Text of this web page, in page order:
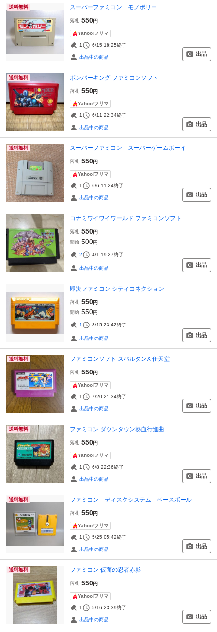
送料無料 スーパーファミコン モノポリー
落札 550円
Yahoo!フリマ
1 6/15 18:25終了
出品中の商品 出品
送料無料 ボンバーキング ファミコンソフト
落札 550円
Yahoo!フリマ
1 6/11 22:34終了
出品中の商品 出品
送料無料 スーパーファミコン スーパーゲームボーイ
落札 550円
Yahoo!フリマ
1 6/6 11:24終了
出品中の商品 出品
コナミワイワイワールド ファミコンソフト
落札 550円
開始 500円
2 4/1 19:27終了
出品中の商品 出品
即決ファミコン シティコネクション
落札 550円
開始 550円
1 3/15 23:42終了
出品中の商品 出品
送料無料 ファミコンソフト スパルタンX 任天堂
落札 550円
Yahoo!フリマ
1 7/20 21:34終了
出品中の商品 出品
送料無料 ファミコン ダウンタウン熱血行進曲
落札 550円
Yahoo!フリマ
1 6/8 22:36終了
出品中の商品 出品
送料無料 ファミコン ディスクシステム ベースボール
落札 550円
Yahoo!フリマ
1 5/25 05:42終了
出品中の商品 出品
送料無料 ファミコン 仮面の忍者赤影
落札 550円
Yahoo!フリマ
1 5/16 23:39終了
出品中の商品 出品